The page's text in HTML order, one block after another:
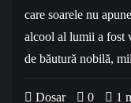
care soarele nu
alcool al lumii a fost
de băutură nobilă,
Dosar 0 1